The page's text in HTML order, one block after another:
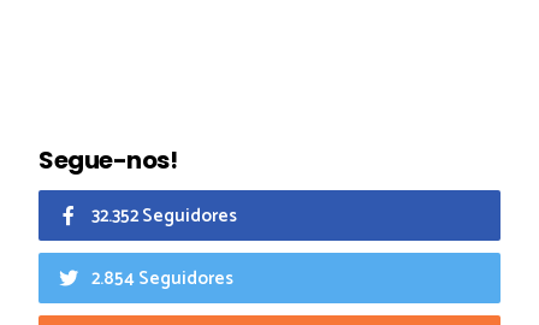
Segue-nos!
32.352 Seguidores
2.854 Seguidores